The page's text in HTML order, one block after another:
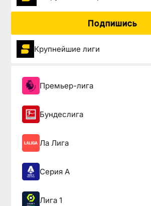
Подпишись
Крупнейшие лиги
Премьер-лига
Бундеслига
Ла Лига
Серия А
Лига 1